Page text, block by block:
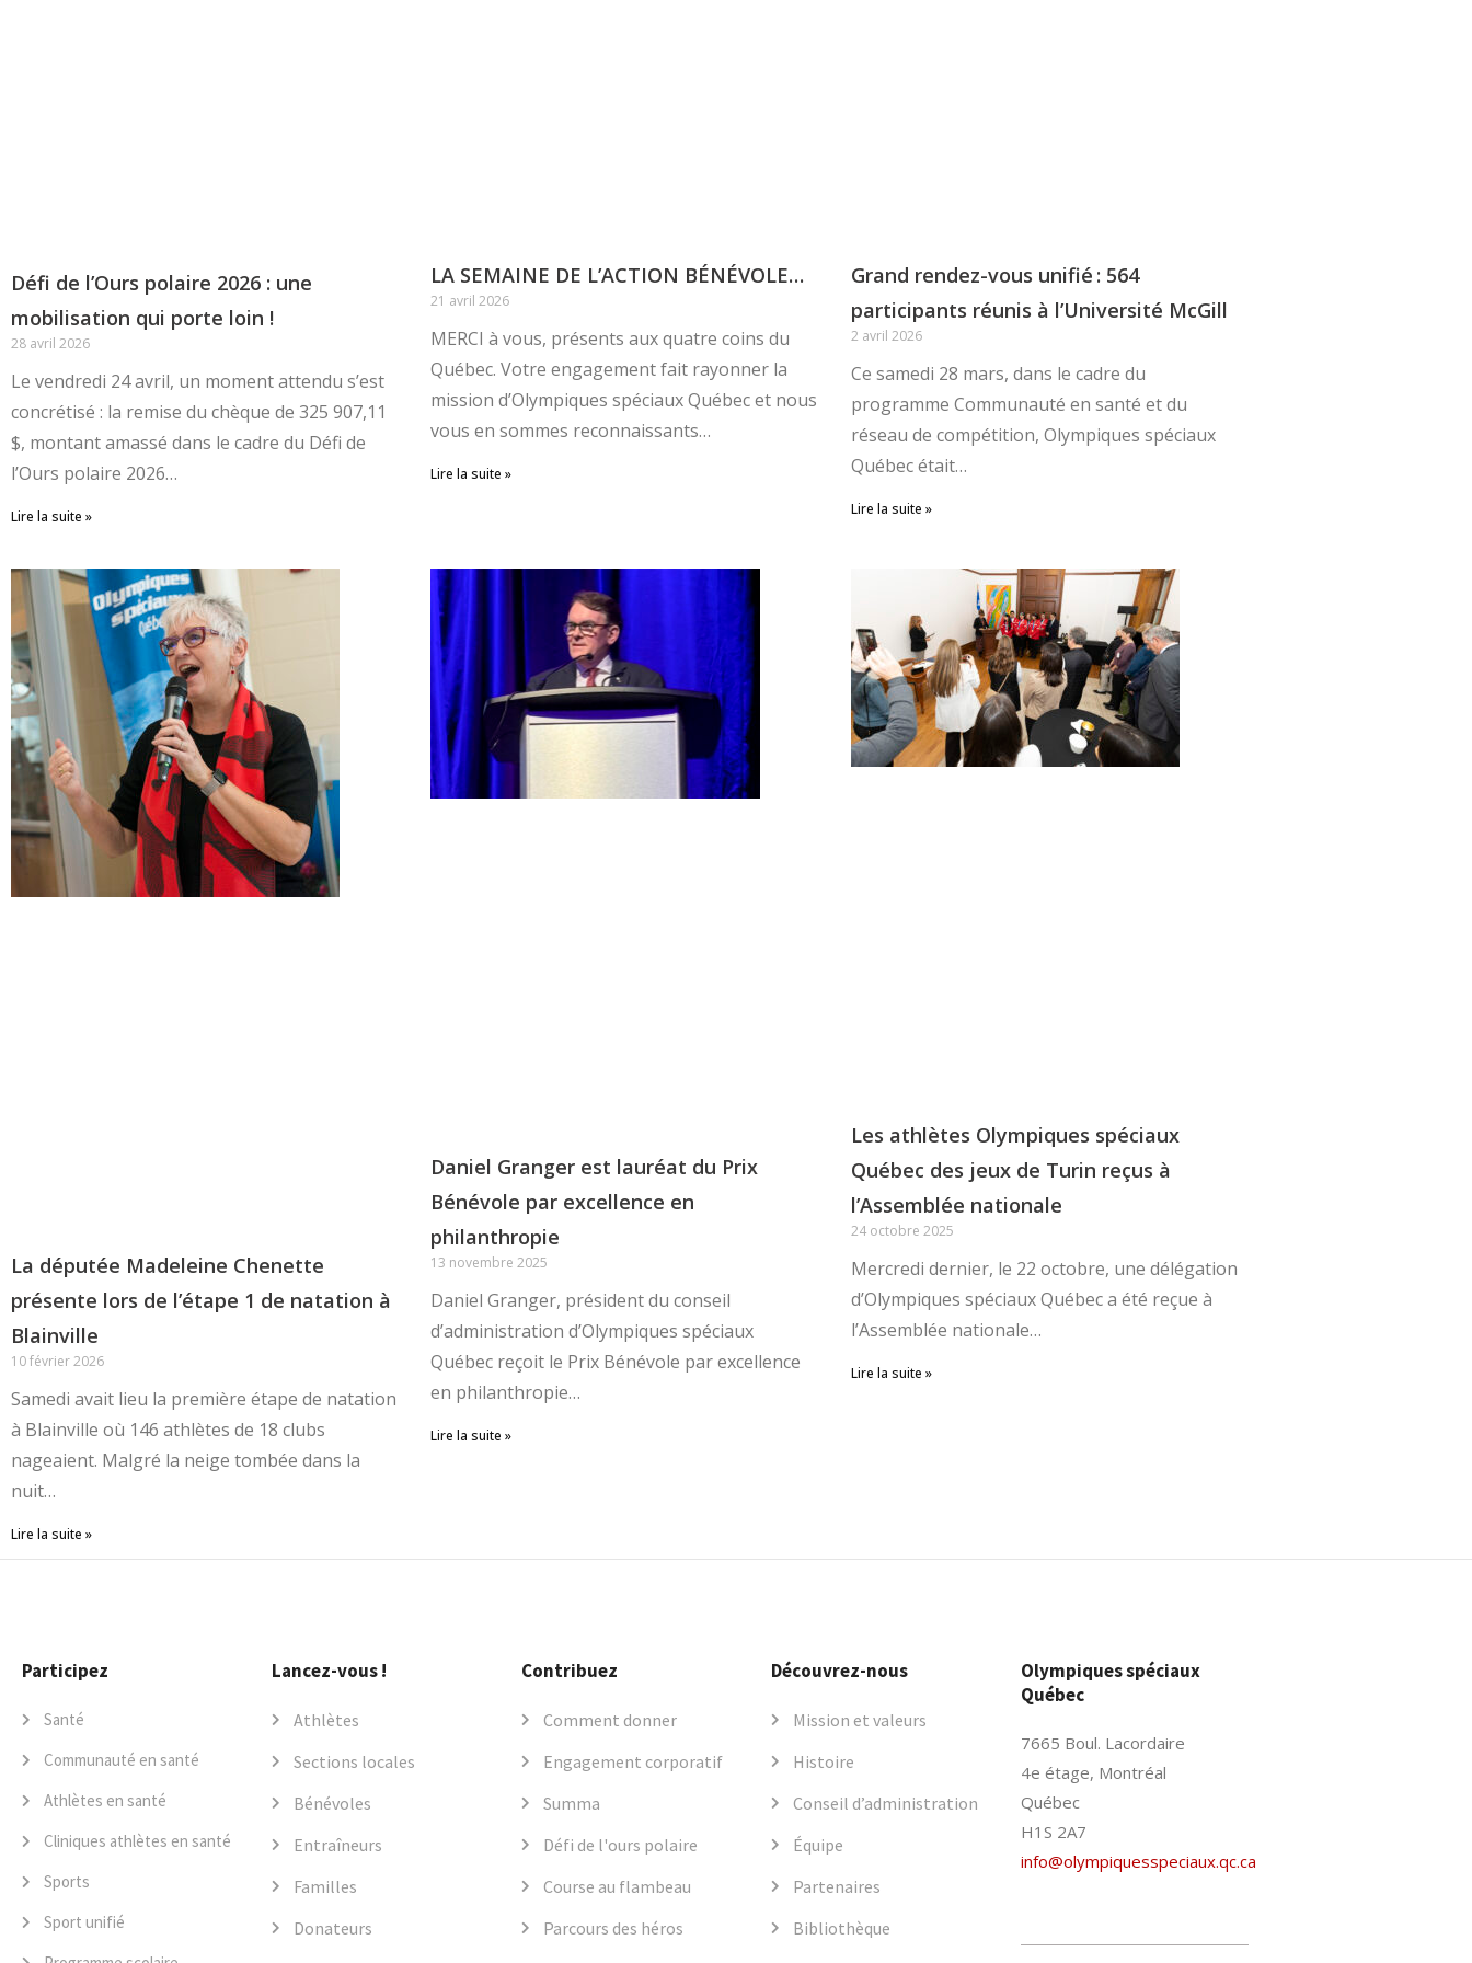
Défi de l’Ours polaire 2026 : une
mobilisation qui porte loin !
28 avril 2026
Le vendredi 24 avril, un moment attendu s’est
concrétisé : la remise du chèque de 325 907,11
$, montant amassé dans le cadre du Défi de
l’Ours polaire 2026…
Lire la suite »
LA SEMAINE DE L’ACTION BÉNÉVOLE…
21 avril 2026
MERCI à vous, présents aux quatre coins du
Québec. Votre engagement fait rayonner la
mission d’Olympiques spéciaux Québec et nous
vous en sommes reconnaissants…
Lire la suite »
Grand rendez-vous unifié : 564
participants réunis à l’Université McGill
2 avril 2026
Ce samedi 28 mars, dans le cadre du
programme Communauté en santé et du
réseau de compétition, Olympiques spéciaux
Québec était…
Lire la suite »
La députée Madeleine Chenette
présente lors de l’étape 1 de natation à
Blainville
10 février 2026
Samedi avait lieu la première étape de natation
à Blainville où 146 athlètes de 18 clubs
nageaient. Malgré la neige tombée dans la
nuit…
Lire la suite »
Daniel Granger est lauréat du Prix
Bénévole par excellence en
philanthropie
13 novembre 2025
Daniel Granger, président du conseil
d’administration d’Olympiques spéciaux
Québec reçoit le Prix Bénévole par excellence
en philanthropie…
Lire la suite »
Les athlètes Olympiques spéciaux
Québec des jeux de Turin reçus à
l’Assemblée nationale
24 octobre 2025
Mercredi dernier, le 22 octobre, une délégation
d’Olympiques spéciaux Québec a été reçue à
l’Assemblée nationale…
Lire la suite »
Participez
Santé
Communauté en santé
Athlètes en santé
Cliniques athlètes en santé
Sports
Sport unifié
Lancez-vous !
Athlètes
Sections locales
Bénévoles
Entraîneurs
Familles
Donateurs
Contribuez
Comment donner
Engagement corporatif
Summa
Défi de l'ours polaire
Course au flambeau
Parcours des héros
Découvrez-nous
Mission et valeurs
Histoire
Conseil d’administration
Équipe
Partenaires
Bibliothèque
Olympiques spéciaux
Québec
7665 Boul. Lacordaire
4e étage, Montréal
Québec
H1S 2A7
info@olympiquesspeciaux.qc.ca